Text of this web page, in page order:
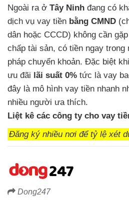
Ngoài raở Tây Ninh đang có
dịch vụ vay tiền bằng CMND
dân hoặc CCCD) không cần
chấp tài sản, có tiền ngay trong
pháp chuyển khoản. Đặc biệt
ưu đãi lãi suất 0% tức là vay
đây là mô hình vay tiền nhanh
nhiều người ưa thích.
Liệt kê các công ty cho vay
Đăng ký nhiều nơi để tỷ lệ xét
Dong247